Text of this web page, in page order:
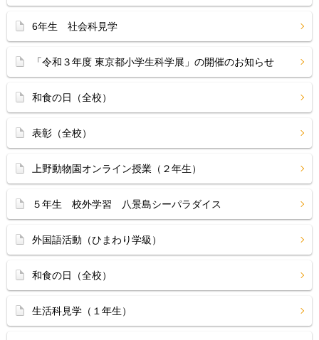
6年生 社会科見学
「令和３年度 東京都小学生科学展」の開催のお知らせ
和食の日（全校）
表彰（全校）
上野動物園オンライン授業（２年生）
５年生 校外学習 八景島シーパラダイス
外国語活動（ひまわり学級）
和食の日（全校）
生活科見学（１年生）